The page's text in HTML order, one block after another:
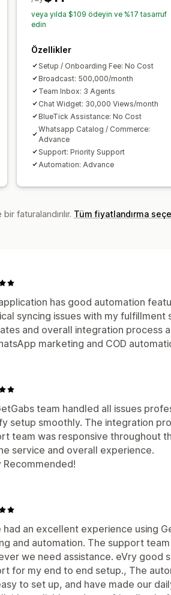
veya yılda $109 ödeyin ve %17 tasarruf
edin
Özellikler
Setup / Onboarding Fee: No Cost
Broadcast: 500,000/month
Team Inbox: 3 Agents
Chat Widget: 30,000 Views/month
BlueTick Assistance: No Cost
Whatsapp Catalog / Commerce:
Advance
Support: Priority Support
Automation: Advance
faturalandırılır. Tüm fiyatlandırma
has good automation
syncing issues with my fulfillment
and overall integration process
marketing and COD
team handled all issues
setup smoothly. The integration
team was responsive throughout
service and overall experience.
Recommended!
had an excellent experience using
and automation. The support
we need assistance. eVry good
for my end to end setup., The
to set up, and have made our